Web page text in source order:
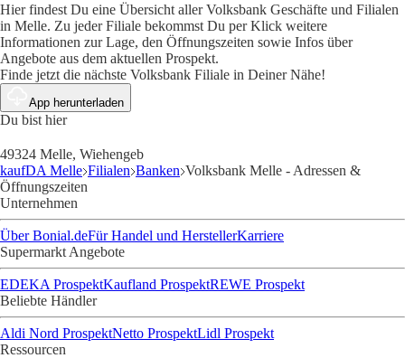
Hier findest Du eine Übersicht aller Volksbank Geschäfte und Filialen
in Melle. Zu jeder Filiale bekommst Du per Klick weitere
Informationen zur Lage, den Öffnungszeiten sowie Infos über
Angebote aus dem aktuellen Prospekt.
Finde jetzt die nächste Volksbank Filiale in Deiner Nähe!
App herunterladen
Du bist hier
49324 Melle, Wiehengeb
kaufDA Melle Filialen Banken Volksbank Melle - Adressen &
Öffnungszeiten
Unternehmen
Über Bonial.deFür Handel und HerstellerKarriere
Supermarkt Angebote
EDEKA ProspektKaufland ProspektREWE Prospekt
Beliebte Händler
Aldi Nord ProspektNetto ProspektLidl Prospekt
Ressourcen